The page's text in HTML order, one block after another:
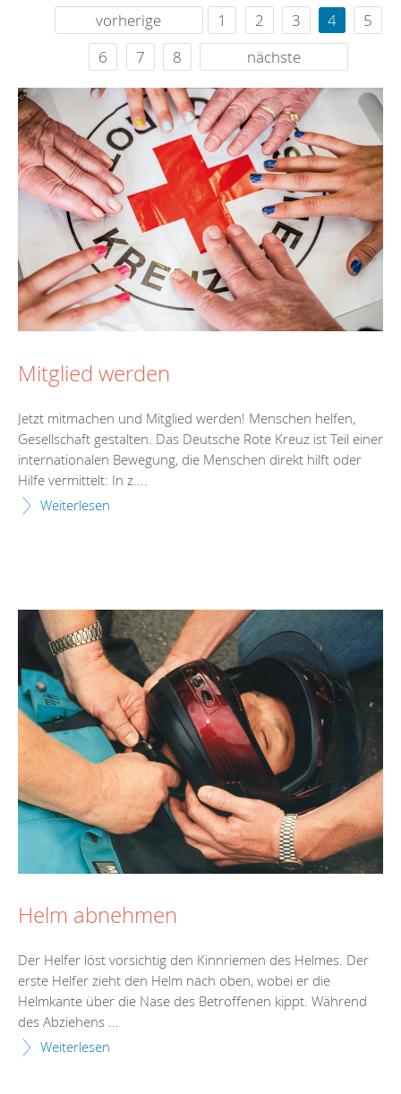
vorherige 1 2 3 4
5
6
7 8 nächste
Mitglied werden
Jetzt mitmachen und Mitglied werden! Menschen helfen,
Gesellschaft gestalten. Das Deutsche Rote Kreuz ist Teil einer
internationalen Bewegung, die Menschen direkt hilft oder
Hilfe vermittelt: In z....
Weiterlesen
Helm abnehmen
Der Helfer löst vorsichtig den Kinnriemen des Helmes. Der
erste Helfer zieht den Helm nach oben, wobei er die
Helmkante über die Nase des Betroffenen kippt. Während
des Abziehens ...
Weiterlesen